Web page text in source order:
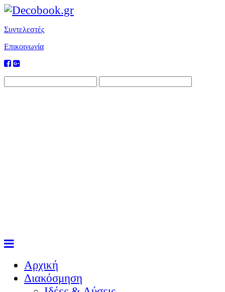
Συντελεστές
Επικοινωνία
Αρχική
Διακόσμηση